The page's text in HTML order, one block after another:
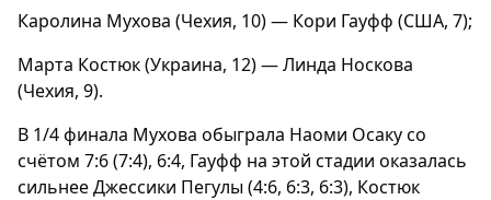
Каролина Мухова (Чехия, 10) — Кори Гауфф (США, 7);
Марта Костюк (Украина, 12) — Линда Носкова
(Чехия, 9).
В 1/4 финала Мухова обыграла Наоми Осаку со
счётом 7:6 (7:4), 6:4, Гауфф на этой стадии оказалась
сильнее Джессики Пегулы (4:6, 6:3, 6:3), Костюк